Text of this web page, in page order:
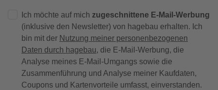
Ich möchte auf mich zugeschnittene E-Mail-Werbung
(inklusive den Newsletter) von hagebau erhalten. Ich
bin mit der Nutzung meiner personenbezogenen
Daten durch hagebau, die E-Mail-Werbung, die
Analyse meines E-Mail-Umgangs sowie die
Zusammenführung und Analyse meiner Kaufdaten,
Coupons und Kartenvorteile umfasst, einverstanden.